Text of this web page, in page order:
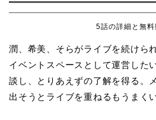
5話の詳細と無料
潤、希美、そらがライブを続けら
イベントスペースとして運営した
談し、とりあえずの了解を得る。
出そうとライブを重ねるもうまく